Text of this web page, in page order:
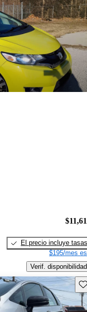
El precio incluye tasas
$195/mes
Verif. disponibilidad